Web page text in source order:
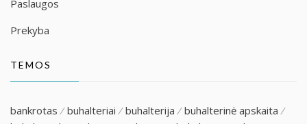
Paslaugos
Prekyba
TEMOS
bankrotas buhalteriai buhalterija
buhalterinė apskaita